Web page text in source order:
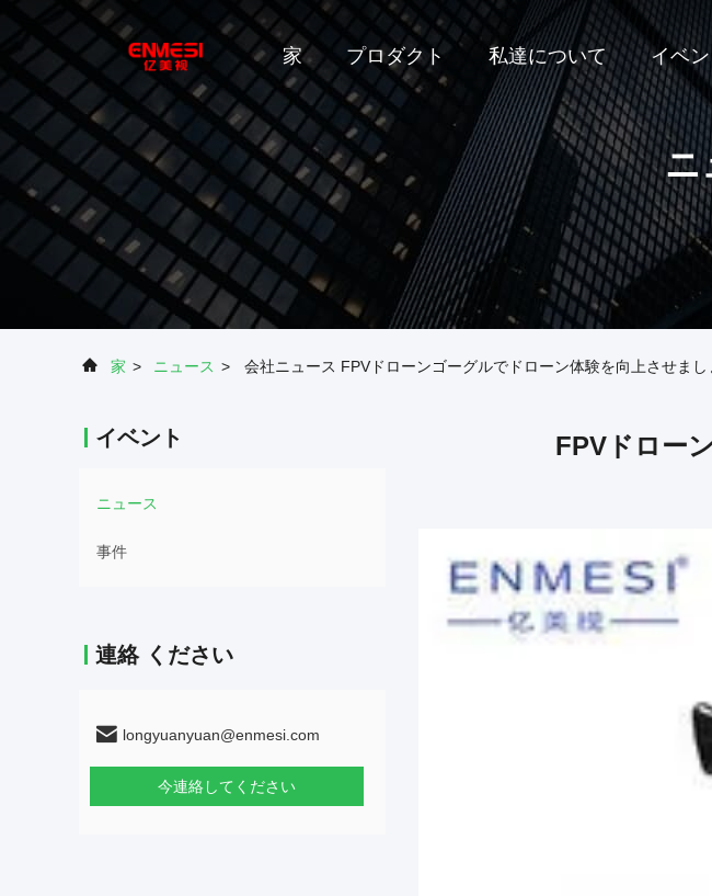
家 プロダクト 私達について イベン
ニ
家 > ニュース > 会社ニュース FPVドローンゴーグルでドローン体験を向上させまし
イベント
ニュース
事件
連絡 ください
longyuanyuan@enmesi.com
今連絡してください
FPVドロー